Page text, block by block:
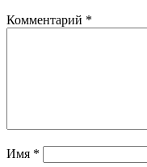
Комментарий *
Имя *